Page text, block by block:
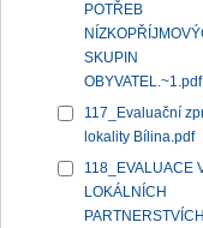
POTŘEB
SKUPIN
OBYVATEL.~1.pdf
117_Evaluační
lokality Bílina.pdf
118_EVALUACE
LOKÁLNÍCH
PARTNERSTVÍCH